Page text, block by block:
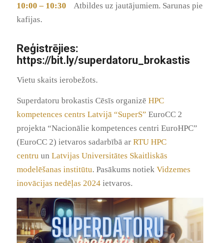
10:00 – 10:30 Atbildes uz jautājumiem. Sarunas pie
kafijas.
Reģistrējies:
https://bit.ly/superdatoru_brokastis
Vietu skaits ierobežots.
Superdatoru brokastis Cēsīs organizē HPC
kompetences centrs Latvijā “SuperS” EuroCC 2
projekta “Nacionālie kompetences centri EuroHPC”
(EuroCC 2) ietvaros sadarbībā ar RTU HPC
centru un Latvijas Universitātes Skaitliskās
modelēšanas institūtu. Pasākums notiek Vidzemes
inovācijas nedēļas 2024ietvaros.